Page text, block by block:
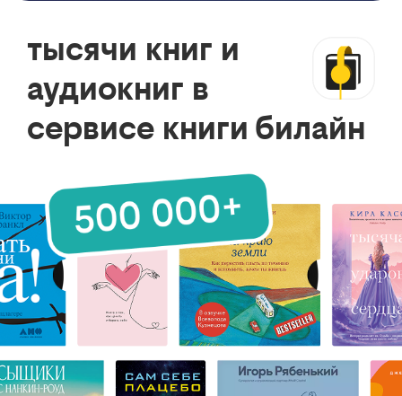
тысячи книг и
аудиокниг в
сервисе книги билайн